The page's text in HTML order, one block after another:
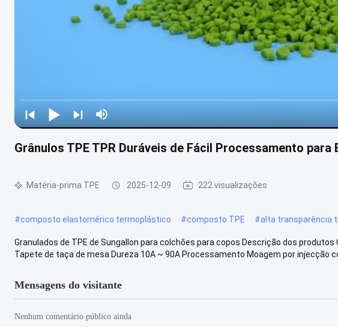
Grânulos TPE TPR Duráveis ​​de Fácil Processamento para
Matéria-prima TPE 2025-12-09 222 visualizações
#composto elastomérico termoplástico #composto TPE #alta transparência
Granulados de TPE de Sungallon para colchões para copos Descrição dos
Tapete de taça de mesa Dureza 10A ~ 90A Processamento Moagem por injecção
Mensagens do visitante
Nenhum comentário público ainda